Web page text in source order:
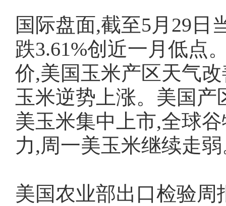
国际盘面,截至5月29日
跌3.61%创近一月低点
价,美国玉米产区天气
玉米逆势上涨。美国
美玉米集中上市,全球
力,周一美玉米继续走
美国农业部出口检验周